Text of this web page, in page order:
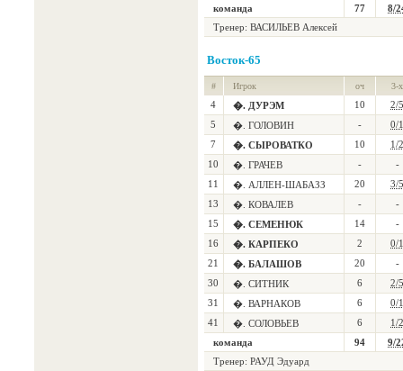
команда
77
8/
Тренер: ВАСИЛЬЕВ Алексей
Восток-65
# Игрок оч 3-х
4 �. ДУРЭМ 10
2/5
5
�. ГОЛОВИН -
0/1
7
�. СЫРОВАТКО 10
1/2
10
�. ГРАЧЕВ -
-
11
�. АЛЛЕН-ШАБАЗЗ 20
3/5
13
�. КОВАЛЕВ -
-
15
�. СЕМЕНЮК 14
-
16
�. КАРПЕКО 2
0/1
21
�. БАЛАШОВ 20
-
30
�. СИТНИК 6
2/5
31
�. ВАРНАКОВ 6
0/1
41
�. СОЛОВЬЕВ 6
1/2
команда
94
9/
Тренер: РАУД Эдуард